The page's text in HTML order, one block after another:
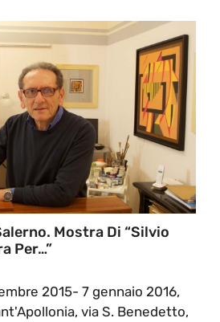
Mostra Di “Silvio
Per…”
2015- 7 gennaio 2016,
via S. Benedetto,